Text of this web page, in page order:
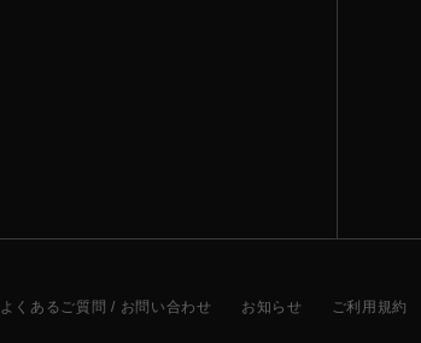
よくあるご質問 / お問い合わせ お知らせ ご利用規約